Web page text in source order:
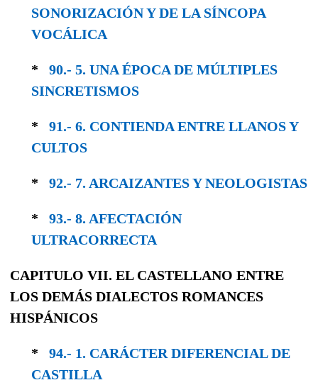
SONORIZA­CIÓN Y DE LA SÍNCOPA
VOCÁLICA
* 90.- 5. UNA ÉPOCA DE MÚLTIPLES
SINCRE­TISMOS
* 91.- 6. CONTIENDA ENTRE LLANOS Y
CULTOS
* 92.- 7. ARCAIZANTES Y NEOLOGISTAS
* 93.- 8. AFECTACIÓN
ULTRACORRECTA
CAPITULO VII. EL CASTELLANO ENTRE
LOS DEMÁS DIALECTOS ROMANCES
HISPÁNICOS
* 94.- 1. CARÁCTER DIFERENCIAL DE
CASTILLA